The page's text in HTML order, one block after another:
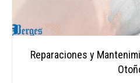
Reparaciones y